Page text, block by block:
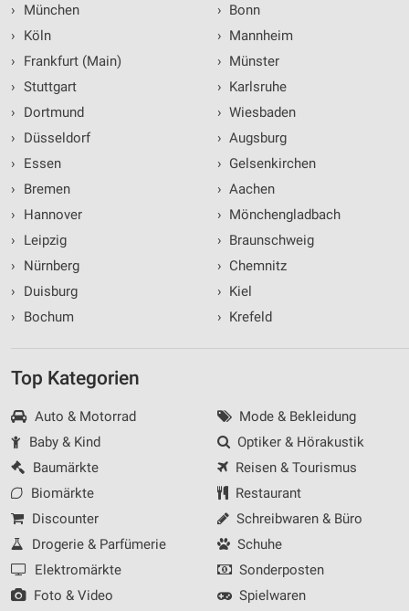
›
München
›
Köln
›
Frankfurt (Main)
› Stuttgart
›
Dortmund
›
Düsseldorf
›
Essen
›
Bremen
›
Hannover
›
Leipzig
›
Nürnberg
›
Duisburg
›
Bochum
› Bonn
› Mannheim
› Münster
› Karlsruhe
› Wiesbaden
› Augsburg
› Gelsenkirchen
› Aachen
› Mönchengladbach
› Braunschweig
› Chemnitz
› Kiel
› Krefeld
Top Kategorien
Auto & Motorrad
Baby & Kind
Baumärkte
Biomärkte
Discounter
Drogerie & Parfümerie
Elektromärkte
Foto & Video
Mode & Bekleidung
Optiker & Hörakustik
Reisen & Tourismus
Restaurant
Schreibwaren & Büro
Schuhe
Sonderposten
Spielwaren